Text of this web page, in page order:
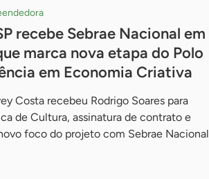
recebe Sebrae Nacional em
marca nova etapa do Polo
em Economia Criativa
Costa recebeu Rodrigo Soares para
de Cultura, assinatura de contrato e
foco do projeto com Sebrae Nacional